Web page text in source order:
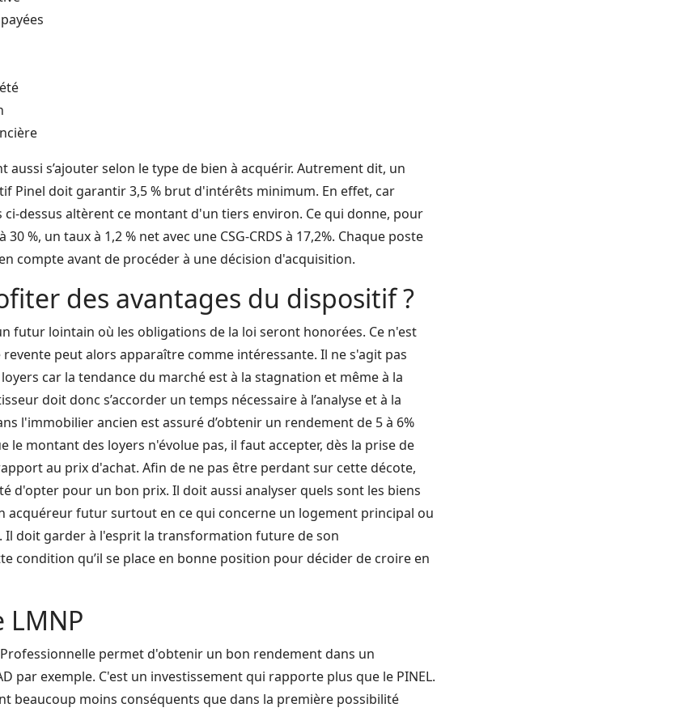
aussi s’ajouter selon le type de bien à acquérir. Autrement dit, un
Pinel doit garantir 3,5 % brut d'intérêts minimum. En effet, car
ci-dessus altèrent ce montant d'un tiers environ. Ce qui donne, pour
%, un taux à 1,2 % net avec une CSG-CRDS à 17,2%. Chaque poste
compte avant de procéder à une décision d'acquisition.
des avantages du dispositif ?
futur lointain où les obligations de la loi seront honorées. Ce n'est
peut alors apparaître comme intéressante. Il ne s'agit pas
car la tendance du marché est à la stagnation et même à la
doit donc s’accorder un temps nécessaire à l’analyse et à la
l'immobilier ancien est assuré d’obtenir un rendement de 5 à 6%
le montant des loyers n'évolue pas, il faut accepter, dès la prise de
au prix d'achat. Afin de ne pas être perdant sur cette décote,
d'opter pour un bon prix. Il doit aussi analyser quels sont les biens
acquéreur futur surtout en ce qui concerne un logement principal ou
Il doit garder à l'esprit la transformation future de son
condition qu’il se place en bonne position pour décider de croire en
permet d'obtenir un bon rendement dans un
par exemple. C'est un investissement qui rapporte plus que le PINEL.
beaucoup moins conséquents que dans la première possibilité